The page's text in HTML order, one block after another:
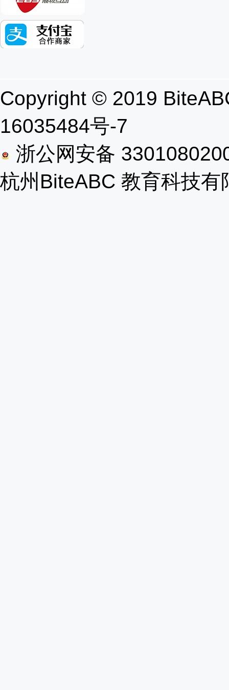
Copyright © 2019
16035484号-7
浙公网安备
杭州BiteABC 教育科技有